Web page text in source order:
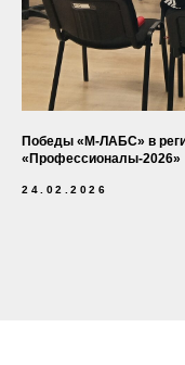
Победы «М-ЛАБС» в
«Профессионалы-2026»
24.02.2026